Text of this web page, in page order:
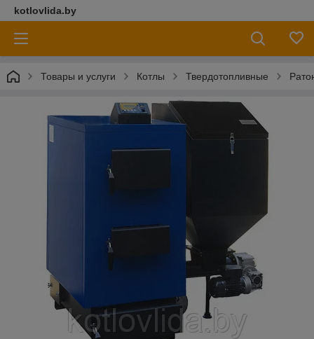
kotlovlida.by
Товары и услуги Котлы Твердотопливные